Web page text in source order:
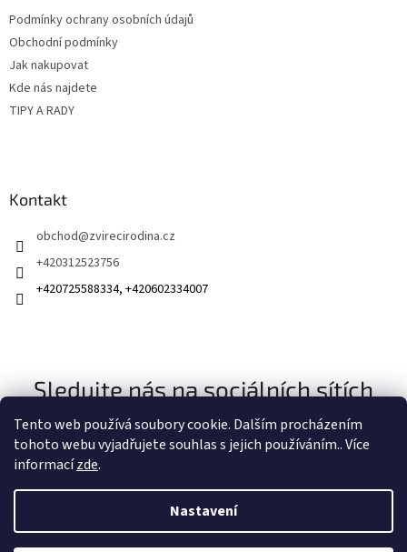
Tento web používá soubory cookie. Dalším procházením
tohoto webu vyjadřujete souhlas s jejich používáním.. Více
informacízde.
Nastavení
Podmínky ochrany osobních údajů
Obchodní podmínky
Jak nakupovat
Kde nás najdete
TIPY A RADY
Kontakt
obchod@zvirecirodina.cz
+420312523756
+420725588334, +420602334007
Sledujte nás na sociálních sítích
Vytvořil Shoptet